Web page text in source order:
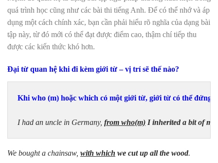
quá trình học cũng như các bài thi tiếng Anh. Để có thể nhớ và áp
dụng một cách chính xác, bạn cần phải hiểu rõ nghĩa của dạng bài
tập này, từ đó mới có thể đạt được điểm cao, thậm chí tiếp thu
được các kiến thức khó hơn.
Đại từ quan hệ khi đi kèm giới từ – vị trí sẽ thế nào?
Khi who (m) hoặc which có một giới từ, giới từ có thể đứng
I had an uncle in Germany, from who(m) I inherited a bit of
We bought a chainsaw, with which we cut up all the wood.